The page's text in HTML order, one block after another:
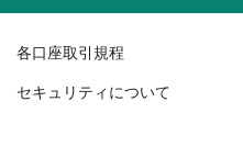
各口座取引規程
セキュリティについて